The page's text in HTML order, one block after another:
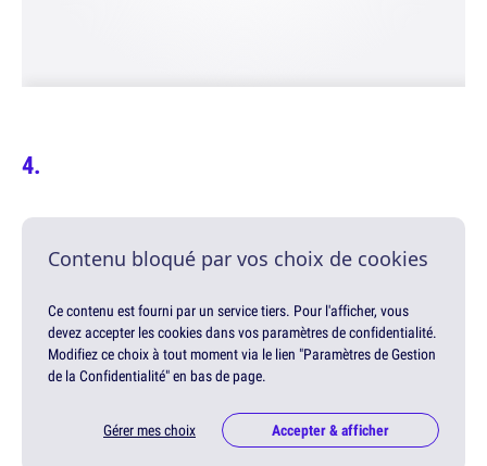
Contenu bloqué par vos choix de cookies
Ce contenu est fourni par un service tiers. Pour l'afficher, vous
devez accepter les cookies dans vos paramètres de confidentialité.
Modifiez ce choix à tout moment via le lien "Paramètres de Gestion
de la Confidentialité" en bas de page.
Gérer mes choix Accepter & afficher